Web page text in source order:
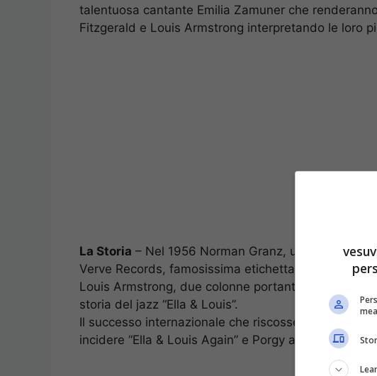
talentuosa cantante Emilia Zamuner che
Fitzgerald e Louis Armstrong interpretando le loro
La Storia – Nel 1956 Norman Granz, uno dei più
Verve Records, famosissima etichetta discografica
Louis Armstrong, due colonne portanti di questo
storia del jazz “Ella & Louis”.
Il successo internazionale che riscosse l’album fù
incidere “Ella & Louis Again” e Porgy and Bess”